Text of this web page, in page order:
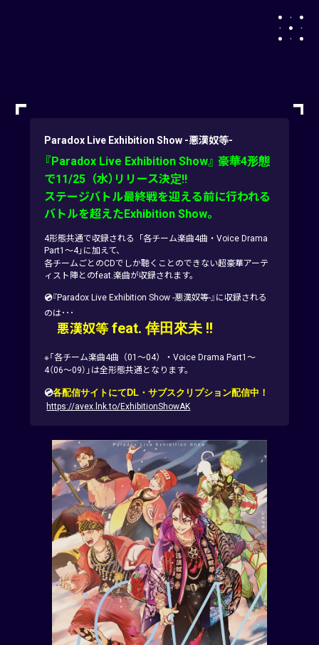
Paradox Live Exhibition Show -悪漢奴等-
『Paradox Live Exhibition Show』 豪華4形態
で11/25（水）リリース決定!!
ステージバトル最終戦を迎える前に行われる
バトルを超えたExhibition Show。
4形態共通で収録される「各チーム楽曲4曲・Voice Drama
Part1～4」に加えて、
各チームごとのCDでしか聴くことのできない超豪華アーテ
ィスト陣とのfeat.楽曲が収録されます。
💿『Paradox Live Exhibition Show -悪漢奴等-』に収録される
のは･･･
悪漢奴等 feat.倖田來未 !!
※「各チーム楽曲4曲（01～04）・Voice Drama Part1～
4（06～09）」は全形態共通となります。
💿各配信サイトにてDL・サブスクリプション配信中！
https://avex.lnk.to/ExhibitionShowAK